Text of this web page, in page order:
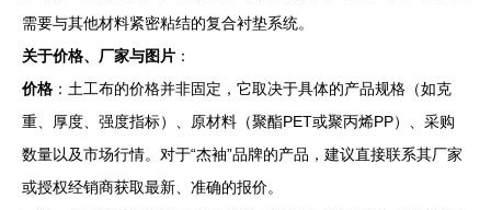
需要与其他材料紧密粘结的复合衬垫系统。
关于价格、厂家与图片 ：
价格 ：土工布的价格并非固定，它取决于具体的产品规格（如克
重、厚度、强度指标）、原材料（聚酯PET或聚丙烯PP）、采购
数量以及市场行情。对于“杰袖”品牌的产品，建议直接联系其厂家
或授权经销商获取最新、准确的报价。